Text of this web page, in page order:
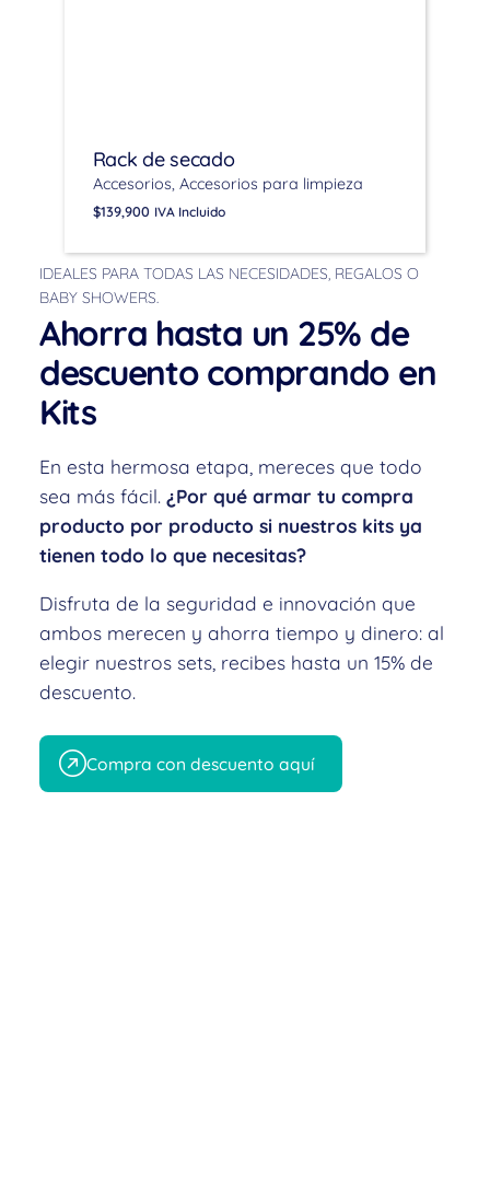
Rack de secado
Accesorios Accesorios para limpieza
$139,900 IVA Incluido
IDEALES PARA TODAS LAS NECESIDADES, REGALOS O
BABY SHOWERS.
Ahorra hasta un 25% de
descuento comprando en
Kits
En esta hermosa etapa, mereces que todo
sea más fácil. ¿Por qué armar tu compra
producto por producto si nuestros kits ya
tienen todo lo que necesitas?
Disfruta de la seguridad e innovación que
ambos merecen y ahorra tiempo y dinero: al
elegir nuestros sets, recibes hasta un 15% de
descuento.
Compra con descuento aquí